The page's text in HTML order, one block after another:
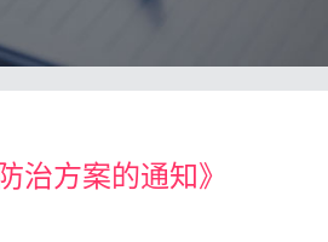
治方案的通知》